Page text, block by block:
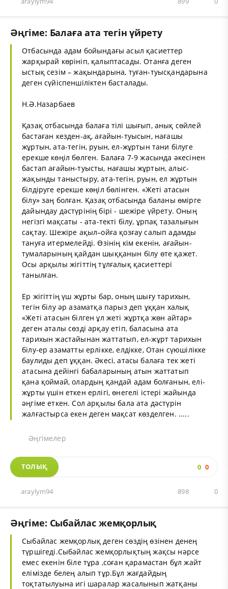
Әңгіме: Балаға ата тегін үйрету
Отбасында адам бойындағы асыл қасиеттер
жарқырай көрініп, қалыптасады. Отанға деген
ыстық сезім – жақындарына, туған-туысқандарына
деген сүйіспеншіліктен басталады.
Н.Ә.Назарбаев
Қазақ отбасында балаға тілі шығып, анық сөйлей
бастаған кезден-ақ, ағайын-туысын, нағашы
жұртын, ата-тегін, руын, ел-жұртын тани білуге
ерекше көңіл бөлген. Балаға 7-9 жасында әкесінен
бастап ағайын-туысты, нағашы жұртын, алыс-
жақынды таныстыру, ата-тегін, руын, ел жұртын
білдіруге ерекше көңіл бөлінген. «Жеті атасын
білу» заң болған. Қазақ отбасында баланы өмірге
дайындау дәстүрінің бірі - шежіре үйрету. Оның
негізгі мақсаты - ата-текті білу, ұрпақ тазалығын
сақтау. Шежіре ақыл–ойға қозғау салып адамды
тануға итермелейді. Өзінің кім екенін, ағайын-
тумаларының қайдан шыққанын білу өте қажет.
Осы арқылы жігіттің тұлғалық қасиеттері
танылған.
Ер жігіттің үш жұрты бар, оның шығу тарихын,
тегін білу әр азаматқа парыз деп ұққан халық
«Жеті атасын білген ұл жеті жұртқа жөн айтар»
деген аталы сөзді арқау етіп, баласына ата
тарихын жастайынан жаттатып, ел-жұрт тарихын
білу-ер азаматты ерлікке, елдікке, Отан сүюшілікке
баулиды деп ұққан. Әкесі, атасы балаға тек жеті
атасына дейінгі бабаларының атын жаттатып
қана қоймай, олардың қандай адам болғанын, елі-
жұрты үшін еткен ерлігі, өнегелі істері жайында
әңгіме еткен. Сол арқылы бала ата дәстүрін
жалғастырса екен деген мақсат көзделген. .....
Әңгімелер
ТОЛЫҚ 0 0
araylym94 0
898
Әңгіме: Сыбайлас жемқорлық
Сыбайлас жемқорлық деген сөздің өзінен денең
түршігеді.Сыбайлас жемқорлықтың жақсы нәрсе
емес екенін біле тұра ,соған қарамастан бұл жайт
елімізде белең алып тұр.Бұл жағдайдың
тоқтатылуына игі шаралар жасалынып жатқаны